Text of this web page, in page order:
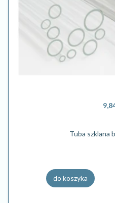
Tuba szklana
do koszyka